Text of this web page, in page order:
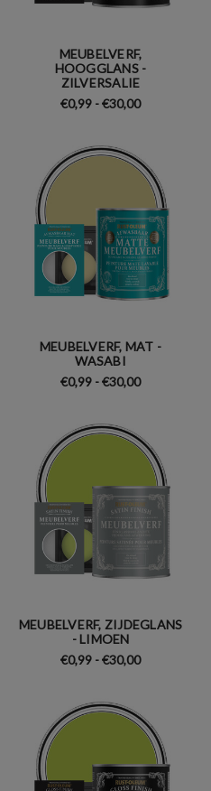
MEUBELVERF,
HOOGGLANS -
ZILVERSALIE
€0,99 - €30,00
MEUBELVERF, MAT -
WASABI
€0,99 - €30,00
MEUBELVERF, ZIJDEGLANS
- LIMOEN
€0,99 - €30,00